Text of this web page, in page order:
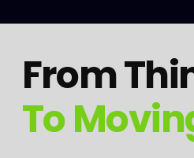
From
To